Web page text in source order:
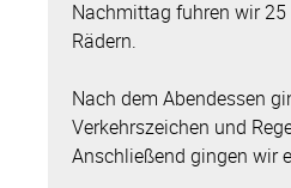
Nachmittag fuhren wir
Rädern.
Nach dem Abendessen
Verkehrszeichen und
Anschließend gingen wir